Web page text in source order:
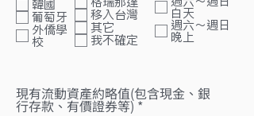
韓國
葡萄牙
外僑學
校
移入台灣
其它
我不確定
白天
週六～週日
晚上
現有流動資產約略值(包含現金、銀
行存款、有價證券等)